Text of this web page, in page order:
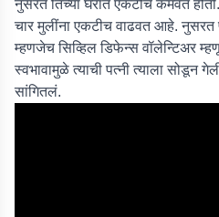
नुसरत तिच्या घरात एकटीच कमवत
चार मुलींना एकटीच वाढवत आहे. नुसरत
म्हणजेच सिव्हिल डिफेन्स वॉलेन्टिअर
स्वभावामुळे त्याची पत्नी त्याला सोडून
सांगितलं.